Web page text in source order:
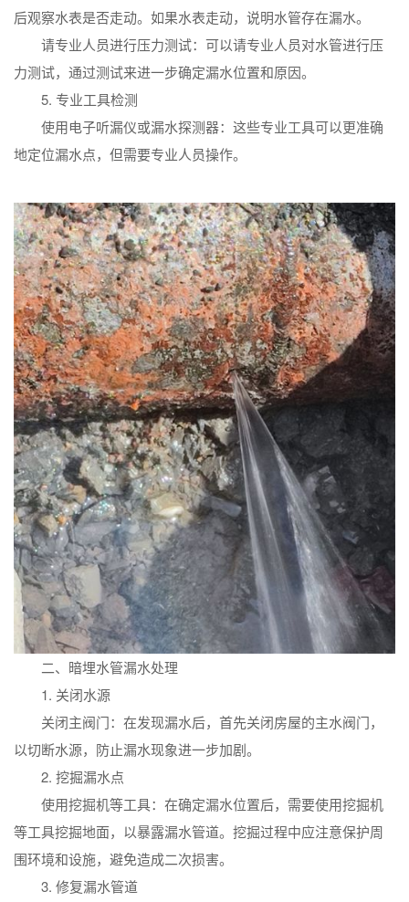
后观察水表是否走动。如果水表走动，说明水管存在漏水。
请专业人员进行压力测试：可以请专业人员对水管进行压
力测试，通过测试来进一步确定漏水位置和原因。
5. 专业工具检测
使用电子听漏仪或漏水探测器：这些专业工具可以更准确
地定位漏水点，但需要专业人员操作。
二、暗埋水管漏水处理
1. 关闭水源
关闭主阀门：在发现漏水后，首先关闭房屋的主水阀门，
以切断水源，防止漏水现象进一步加剧。
2. 挖掘漏水点
使用挖掘机等工具：在确定漏水位置后，需要使用挖掘机
等工具挖掘地面，以暴露漏水管道。挖掘过程中应注意保护周
围环境和设施，避免造成二次损害。
3. 修复漏水管道